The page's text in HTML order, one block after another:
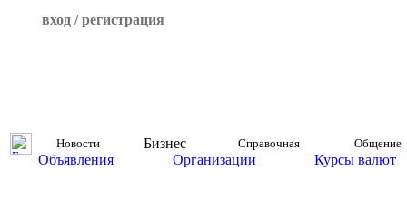
вход / регистрация
Новости Бизнес Справочная Общение
Объявления Организации Курсы валют